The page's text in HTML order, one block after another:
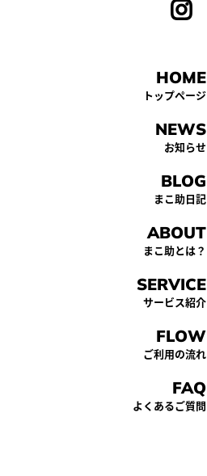
HOME
トップページ
NEWS
お知らせ
BLOG
まこ助日記
ABOUT
まこ助とは？
SERVICE
サービス紹介
FLOW
ご利用の流れ
FAQ
よくあるご質問